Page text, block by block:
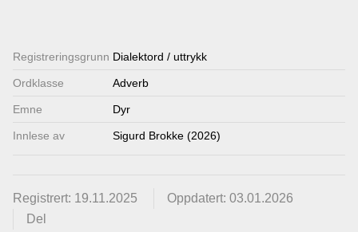
Registrerings­grunn Dialektord / uttrykk
Ordklasse Adverb
Emne Dyr
Innlese av Sigurd Brokke (2026)
Registrert: 19.11.2025
Oppdatert: 03.01.2026
Del